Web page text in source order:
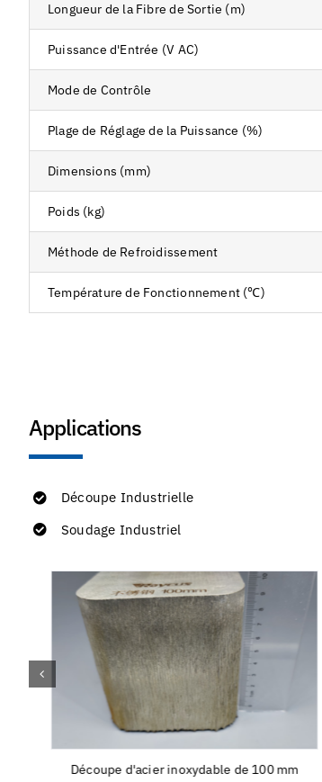
Longueur de la Fibre de Sortie (m)
Puissance d'Entrée (V AC)
Mode de Contrôle
Plage de Réglage de la Puissance (%)
Dimensions (mm)
Poids (kg)
Méthode de Refroidissement
Température de Fonctionnement (℃)
Applications
Découpe Industrielle
Soudage Industriel
Découpe d'acier inoxydable de 100 mm